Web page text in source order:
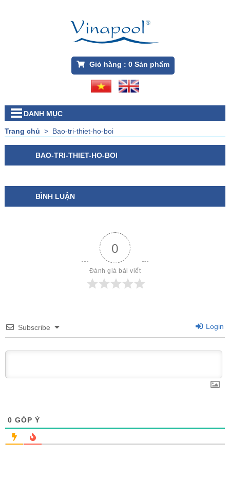
Giỏ hàng : 0Sản phẩm
DANH MỤC
Trang chủ > Bao-tri-thiet-ho-boi
BAO-TRI-THIET-HO-BOI
BÌNH LUẬN
0
Đánh giá bài viết
Subscribe Login
0 GÓP Ý